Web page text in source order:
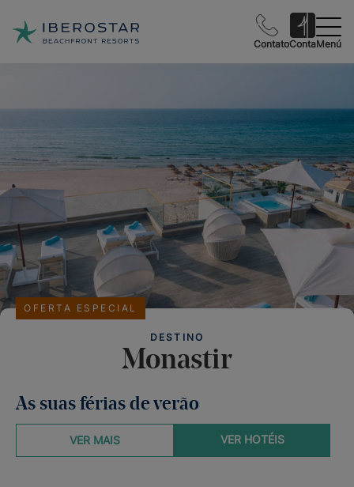
ContatoContaMenú
DESTINO
Monastir
OFERTA ESPECIAL
As suas férias de verão
VER HOTÉIS
VER MAIS